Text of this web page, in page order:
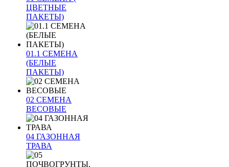
ЦВЕТНЫЕ
ПАКЕТЫ)
01.1 СЕМЕНА
(БЕЛЫЕ
ПАКЕТЫ)
02 СЕМЕНА
ВЕСОВЫЕ
04 ГАЗОННАЯ
ТРАВА